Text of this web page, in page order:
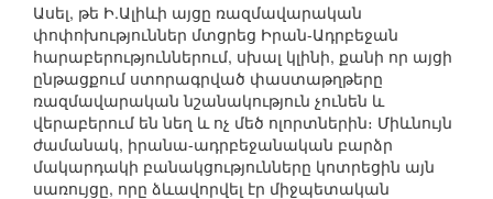
Ասել, թե Ի.Ալիևի այցը ռազմավարական
փոփոխություններ մտցրեց Իրան-Ադրբեջան
հարաբերություններում, սխալ կլինի, քանի որ այցի
ընթացքում ստորագրված փաստաթղթերը
ռազմավարական նշանակություն չունեն և
վերաբերում են նեղ և ոչ մեծ ոլորտներին։ Միևնույն
ժամանակ, իրանա-ադրբեջանական բարձր
մակարդակի բանակցությունները կոտրեցին այն
սառույցը, որը ձևավորվել էր միջպետական